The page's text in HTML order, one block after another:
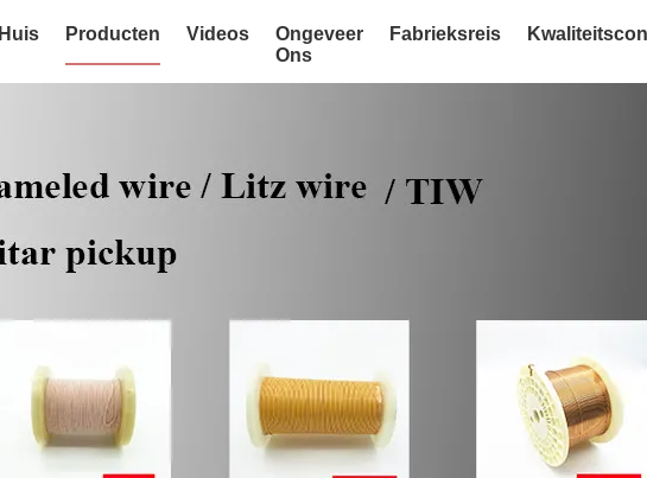
Huis Producten Videos
Ongeveer
Ons
Fabrieksreis